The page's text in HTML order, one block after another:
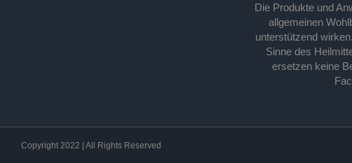
Die Produkte und
allgemeinen
unterstützend
Sinne des
ersetzen keine
Copyright 2022 | All Rights Reserved